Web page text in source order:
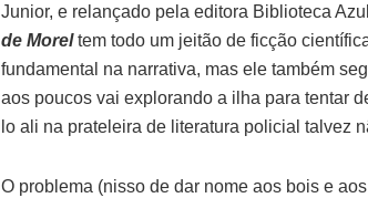
Junior, e relançado pela editora Biblioteca
de Moreltem todo um jeitão de ficção
fundamental na narrativa, mas ele também
aos poucos vai explorando a ilha para tentar
lo ali na prateleira de literatura policial talvez
O problema (nisso de dar nome aos bois e